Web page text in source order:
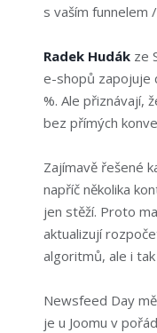
s vaším funnelem
Radek Hudák ze
e-shopů zapojuje
%. Ale přiznávají,
bez přímých
Zajímavě řešené
napříč několika
jen stěží. Proto
aktualizují
algoritmů, ale i
Newsfeed Day
je u Joomu v